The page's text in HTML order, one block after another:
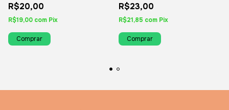
Sabonetes - Perfumes
R$20,00
R$19,00 com Pix
Comprar
Sabonetes - Perfumes
R$23,00
R$21,85 com Pix
Comprar